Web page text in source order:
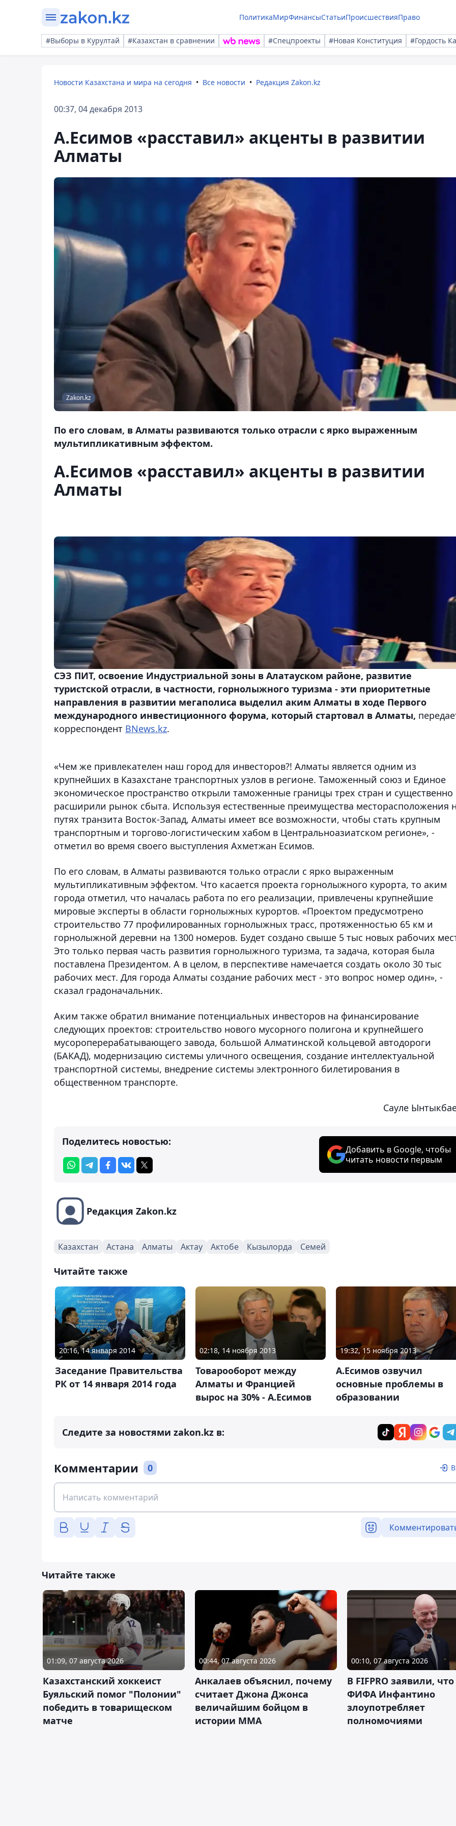
ПолитикаМирФинансыСтатьиПроисшествияПраво
#Выборы в Курултай #Казахстан в сравнении #Спецпроекты #Новая Конституция #Гордость
Новости Казахстана и мира на сегодня Все новости Редакция Zakon.kz
00:37, 04 декабря 2013
А.Есимов «расставил» акценты в развитии
Алматы
Zakon.kz
По его словам, в Алматы развиваются только отрасли с ярко выраженным
мультипликативным эффектом.
А.Есимов «расставил» акценты в развитии
Алматы
СЭЗ ПИТ, освоение Индустриальной зоны в Алатауском районе, развитие
туристской отрасли, в частности, горнолыжного туризма - эти приоритетные
направления в развитии мегаполиса выделил аким Алматы в ходе Первого
международного инвестиционного форума, который стартовал в Алматы,
корреспондент BNews.kz.
«Чем же привлекателен наш город для инвесторов?! Алматы является одним из
крупнейших в Казахстане транспортных узлов в регионе. Таможенный союз и Единое
экономическое пространство открыли таможенные границы трех стран и существенно
расширили рынок сбыта. Используя естественные преимущества месторасположения
путях транзита Восток-Запад, Алматы имеет все возможности, чтобы стать крупным
транспортным и торгово-логистическим хабом в Центральноазиатском регионе», -
отметил во время своего выступления Ахметжан Есимов.
По его словам, в Алматы развиваются только отрасли с ярко выраженным
мультипликативным эффектом. Что касается проекта горнолыжного курорта, то аким
города отметил, что началась работа по его реализации, привлечены крупнейшие
мировые эксперты в области горнолыжных курортов. «Проектом предусмотрено
строительство 77 профилированных горнолыжных трасс, протяженностью 65 км и
горнолыжной деревни на 1300 номеров. Будет создано свыше 5 тыс новых рабочих
Это только первая часть развития горнолыжного туризма, та задача, которая была
поставлена Президентом. А в целом, в перспективе намечается создать около 30 тыс
рабочих мест. Для города Алматы создание рабочих мест - это вопрос номер один», -
сказал градоначальник.
Аким также обратил внимание потенциальных инвесторов на финансирование
следующих проектов: строительство нового мусорного полигона и крупнейшего
мусороперерабатывающего завода, большой Алматинской кольцевой автодороги
(БАКАД), модернизацию системы уличного освещения, создание интеллектуальной
транспортной системы, внедрение системы электронного билетирования в
общественном транспорте.
Сауле
Поделитесь новостью:
Добавить в Google, чтобы
читать новости первым
Редакция Zakon.kz
Казахстан Астана Алматы Актау Актобе Кызылорда Семей
Читайте также
20:16, 14 января 2014
Заседание Правительства
РК от 14 января 2014 года
02:18, 14 ноября 2013
Товарооборот между
Алматы и Францией
вырос на 30% - А.Есимов
19:32, 15 ноября 2013
А.Есимов озвучил
основные проблемы в
образовании
Следите за новостями zakon.kz в:
Комментарии 0
Читайте также
01:09, 07 августа 2026
Казахстанский хоккеист
Буяльский помог "Полонии"
победить в товарищеском
матче
00:44, 07 августа 2026
Анкалаев объяснил, почему
считает Джона Джонса
величайшим бойцом в
истории ММА
00:10, 07 августа 2026
В FIFPRO заявили,
ФИФА Инфантино
злоупотребляет
полномочиями